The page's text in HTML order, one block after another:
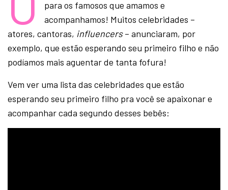
para os famosos que amamos e
acompanhamos! Muitos celebridades –
atores, cantoras, influencers– anunciaram, por
exemplo, que estão esperando seu primeiro filho e não
podíamos mais aguentar de tanta fofura!
Vem ver uma lista das celebridades que estão
esperando seu primeiro filho pra você se apaixonar e
acompanhar cada segundo desses bebês: